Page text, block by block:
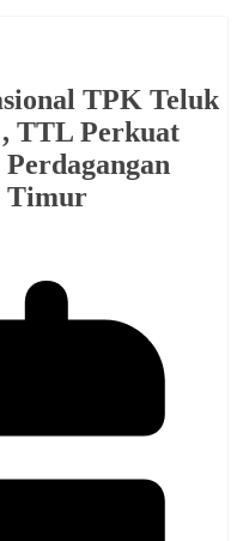
TPK Teluk
TTL Perkuat
Timur